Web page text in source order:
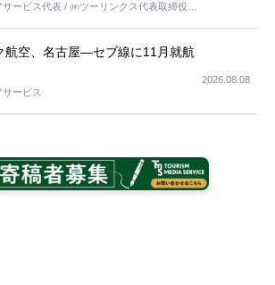
ービス代表 / ㈱ツーリンクス代表取締役社
航空、名古屋―セブ線に11月就航
ービス
2026.08.08